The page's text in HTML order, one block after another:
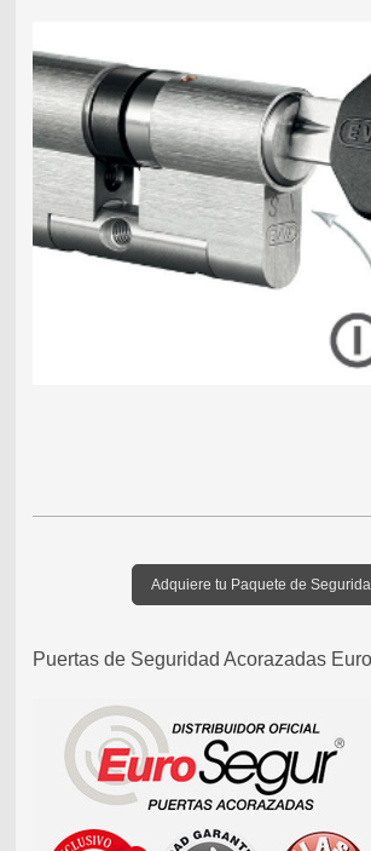
Adquiere tu Paquete de
Puertas de Seguridad Acorazadas